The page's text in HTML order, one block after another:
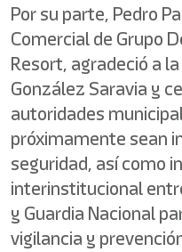
Por su parte, Pedro
Comercial de Grupo
Resort, agradeció a
González Saravia y
autoridades
próximamente sean
seguridad, así como
interinstitucional
y Guardia Nacional
vigilancia y